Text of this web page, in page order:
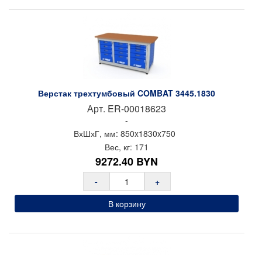
Верстак трехтумбовый COMBAT 3445.1830
Арт. ER-00018623
-
ВхШхГ, мм: 850x1830x750
Вес, кг: 171
9272.40 BYN
-
+
В корзину